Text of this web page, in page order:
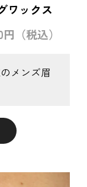
ワックス
（税込）
メンズ眉